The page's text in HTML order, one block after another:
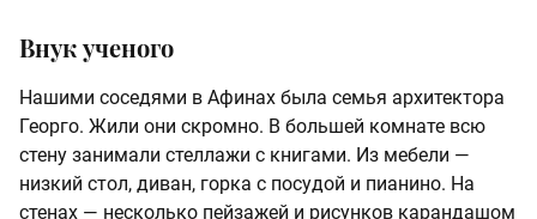
Внук ученого
Нашими соседями в Афинах была семья архитектора
Георго. Жили они скромно. В большей комнате всю
стену занимали стеллажи с книгами. Из мебели —
низкий стол, диван, горка с посудой и пианино. На
стенах — несколько пейзажей и рисунков карандашом